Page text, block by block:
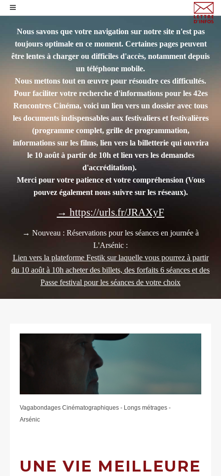
Nous savons que votre navigation sur notre site n'est pas
toujours optimale en ce moment. Certaines pages peuvent
être lentes à charger ou difficiles d'accès, notamment depuis
un téléphone mobile.
Nous mettons tout en œuvre pour résoudre ces difficultés.
Pour faciliter votre recherche d'informations pour les 42es
Rencontres Cinéma, voici un lien vers un dossier avec tous
les documents indispensables aux festivaliers et festivalières
(programme complet, grille de programmation,
informations sur les films, lien vers la billetterie qui ouvrira
le 10 août à partir de 10h et lien vers les demandes
d'accréditation).
Merci pour votre patience et votre compréhension (Vous
pouvez également nous suivre sur les réseaux).
→ https://urls.fr/JRAXyF
→ Nouveau : Réservations pour les séances en journée à
L'Arsénic :
Lien vers la plateforme Festik sur laquelle vous pourrez à partir
du 10 août à 10h acheter des billets, des forfaits 6 séances et des
Passe festival pour les séances de votre choix
Vagabondages Cinématographiques - Longs métrages -
Arsénic
UNE VIE MEILLEURE